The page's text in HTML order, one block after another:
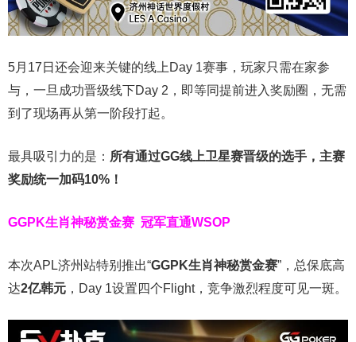
5月17日还会迎来关键的线上Day 1赛事，玩家只需在家参
与，一旦成功晋级线下Day 2，即等同提前进入奖励圈，无需
到了现场再从第一阶段打起。
最具吸引力的是： 所有通过GG线上卫星赛晋级的选手，主赛
奖励统一加码10% ！
GGPK生肖神秘赏金赛 冠军直通WSOP
本次APL济州站特别推出“GGPK生肖神秘赏金赛”，总保底高
达2亿韩元 ，Day 1设置四个Flight，竞争激烈程度可见一斑。